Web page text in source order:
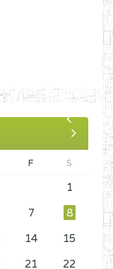
F S
1
7
8
14
15
21
22